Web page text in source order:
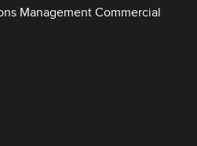
Management Commercial